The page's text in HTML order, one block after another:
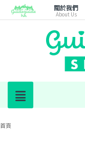
關於我們
About Us
首頁